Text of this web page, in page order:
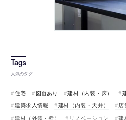
人気のタグ
住宅 図面あり 建材（内装・床）
建築求人情報
建材（内装・天井） 店
建材（外装・壁）
リノベーション 建